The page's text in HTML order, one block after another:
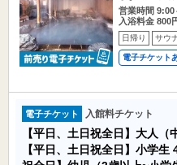
営業時間 9:00
入浴料金 800
日帰り サウ
電子チケット
電子チケット 入館料チケット
【平日、土日祝全日】大人（
【平日、土日祝全日】小学生